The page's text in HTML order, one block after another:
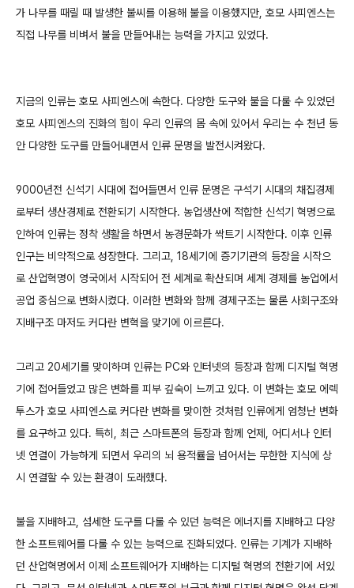
가 나무를 때릴 때 발생한 불씨를 이용해 불을 이용했지만, 호모 사피엔스는
직접 나무를 비벼서 불을 만들어내는 능력을 가지고 있었다.
지금의 인류는 호모 사피엔스에 속한다. 다양한 도구와 불을 다룰 수 있었던
호모 사피엔스의 진화의 힘이 우리 인류의 몸 속에 있어서 우리는 수 천년 동
안 다양한 도구를 만들어내면서 인류 문명을 발전시켜왔다.
9000년전 신석기 시대에 접어들면서 인류 문명은 구석기 시대의 채집경제
로부터 생산경제로 전환되기 시작한다. 농업생산에 적합한 신석기 혁명으로
인하여 인류는 정착 생활을 하면서 농경문화가 싹트기 시작한다. 이후 인류
인구는 비약적으로 성장한다. 그리고, 18세기에 증기기관의 등장을 시작으
로 산업혁명이 영국에서 시작되어 전 세계로 확산되며 세계 경제를 농업에서
공업 중심으로 변화시켰다. 이러한 변화와 함께 경제구조는 물론 사회구조와
지배구조 마저도 커다란 변혁을 맞기에 이르른다.
그리고 20세기를 맞이하며 인류는 PC와 인터넷의 등장과 함께 디지털 혁명
기에 접어들었고 많은 변화를 피부 깊숙이 느끼고 있다. 이 변화는 호모 에렉
투스가 호모 사피엔스로 커다란 변화를 맞이한 것처럼 인류에게 엄청난 변화
를 요구하고 있다. 특히, 최근 스마트폰의 등장과 함께 언제, 어디서나 인터
넷 연결이 가능하게 되면서 우리의 뇌 용적률을 넘어서는 무한한 지식에 상
시 연결할 수 있는 환경이 도래했다.
불을 지배하고, 섬세한 도구를 다룰 수 있던 능력은 에너지를 지배하고 다양
한 소프트웨어를 다룰 수 있는 능력으로 진화되었다. 인류는 기계가 지배하
던 산업혁명에서 이제 소프트웨어가 지배하는 디지털 혁명의 전환기에 서있